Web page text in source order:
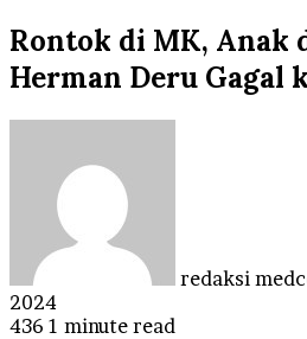
Rontok di MK, Anak
Herman Deru Gagal
redaksi
2024
436 1 minute read